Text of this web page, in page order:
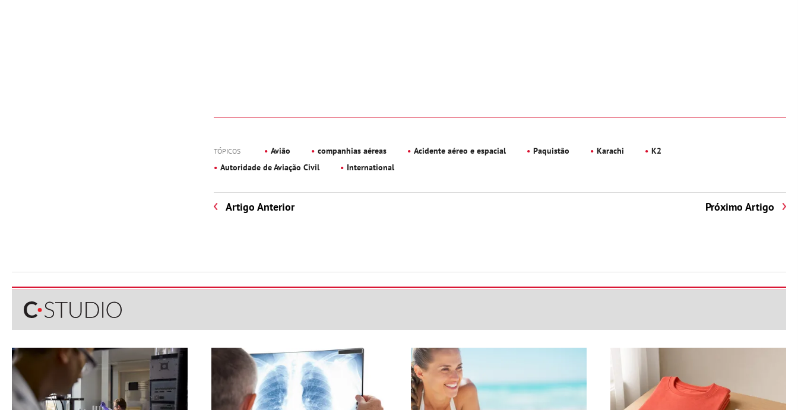
TÓPICOS Avião companhias aéreas Acidente aéreo e espacial Paquistão Karachi
K2
Autoridade de Aviação Civil
International
Artigo Anterior Próximo Artigo